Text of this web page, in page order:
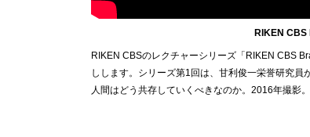
RIKEN CBS
RIKEN CBSのレクチャーシリーズ「RIKEN CBS
しします。シリーズ第1回は、甘利俊一栄誉研究員
人間はどう共存していくべきなのか。2016年撮影